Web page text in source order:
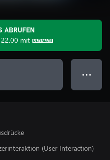
ABRUFEN
mit
● ● ●
(User Interaction)